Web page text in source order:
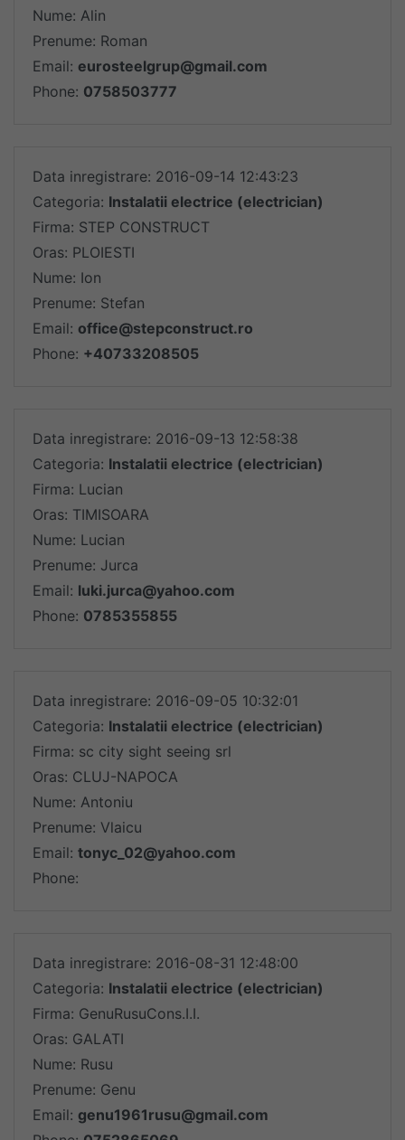
Nume: Alin
Prenume: Roman
Email: eurosteelgrup@gmail.com
Phone: 0758503777
Data inregistrare: 2016-09-14 12:43:23
Categoria: Instalatii electrice (electrician)
Firma: STEP CONSTRUCT
Oras: PLOIESTI
Nume: Ion
Prenume: Stefan
Email: office@stepconstruct.ro
Phone: +40733208505
Data inregistrare: 2016-09-13 12:58:38
Categoria: Instalatii electrice (electrician)
Firma: Lucian
Oras: TIMISOARA
Nume: Lucian
Prenume: Jurca
Email: luki.jurca@yahoo.com
Phone: 0785355855
Data inregistrare: 2016-09-05 10:32:01
Categoria: Instalatii electrice (electrician)
Firma: sc city sight seeing srl
Oras: CLUJ-NAPOCA
Nume: Antoniu
Prenume: Vlaicu
Email: tonyc_02@yahoo.com
Phone:
Data inregistrare: 2016-08-31 12:48:00
Categoria: Instalatii electrice (electrician)
Firma: GenuRusuCons.I.I.
Oras: GALATI
Nume: Rusu
Prenume: Genu
Email: genu1961rusu@gmail.com